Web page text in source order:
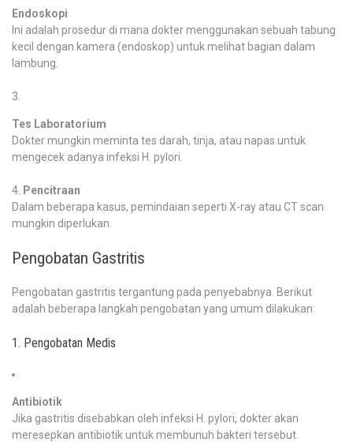
Endoskopi
Ini adalah prosedur di mana dokter menggunakan sebuah tabung
kecil dengan kamera (endoskop) untuk melihat bagian dalam
lambung.
Tes Laboratorium
Dokter mungkin meminta tes darah, tinja, atau napas untuk
mengecek adanya infeksi H. pylori.
Pencitraan
Dalam beberapa kasus, pemindaian seperti X-ray atau CT scan
mungkin diperlukan.
Pengobatan Gastritis
Pengobatan gastritis tergantung pada penyebabnya. Berikut
adalah beberapa langkah pengobatan yang umum dilakukan:
1. Pengobatan Medis
Antibiotik
Jika gastritis disebabkan oleh infeksi H. pylori, dokter akan
meresepkan antibiotik untuk membunuh bakteri tersebut.